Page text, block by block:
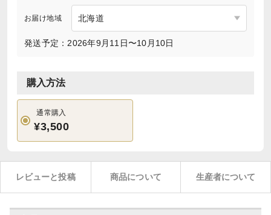
お届け地域
発送予定：2026年9月11日〜10月10日
購入方法
通常購入
¥3,500
レビューと投稿 商品について 生産者について